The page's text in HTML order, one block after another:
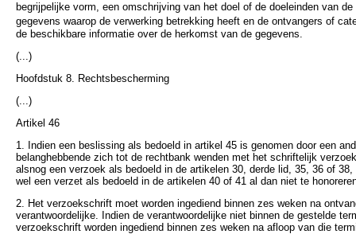
begrijpelijke vorm, een omschrijving van het doel of de doeleinden van
gegevens waarop de verwerking betrekking heeft en de ontvangers of
de beschikbare informatie over de herkomst van de gegevens.
(...)
Hoofdstuk 8. Rechtsbescherming
(...)
Artikel 46
1. Indien een beslissing als bedoeld in artikel 45 is genomen door een
belanghebbende zich tot de rechtbank wenden met het schriftelijk
alsnog een verzoek als bedoeld in de artikelen 30, derde lid, 35, 36 of
wel een verzet als bedoeld in de artikelen 40 of 41 al dan niet te
2. Het verzoekschrift moet worden ingediend binnen zes weken na
verantwoordelijke. Indien de verantwoordelijke niet binnen de gestelde
verzoekschrift worden ingediend binnen zes weken na afloop van die